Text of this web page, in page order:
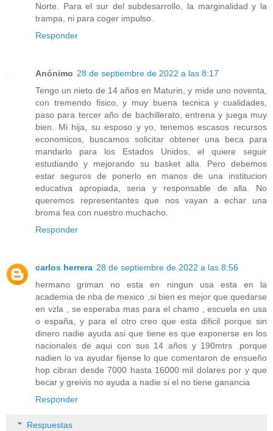
Norte. Para el sur del subdesarrollo, la marginalidad y la
trampa, ni para coger impulso.
Responder
Anónimo 28 de septiembre de 2022 a las 8:17
Tengo un nieto de 14 años en Maturin, y mide uno noventa,
con tremendo fisico, y muy buena tecnica y cualidades,
paso para tercer año de bachillerato, entrena y juega muy
bien. Mi hija, su esposo y yo, tenemos escasos recursos
economicos, buscamos solicitar obtener una beca para
mandarlo para los Estados Unidos, el quiere seguir
estudiando y mejorando su basket alla. Pero debemos
estar seguros de ponerlo en manos de una institucion
educativa apropiada, seria y responsable de alla. No
queremos representantes que nos vayan a echar una
broma fea con nuestro muchacho.
Responder
carlos herrera 28 de septiembre de 2022 a las 8:56
hermano griman no esta en ningun usa esta en la
academia de nba de mexico ,si bien es mejor que quedarse
en vzla , se esperaba mas para el chamo , escuela en usa
o españa, y para el otro creo que esta dificil porque sin
dinero nadie ayuda asi que tiene es que exponerse en los
nacionales de aqui con sus 14 años y 190mtrs .porque
nadien lo va ayudar fijense lo que comentaron de ensueño
hop cibran desde 7000 hasta 16000 mil dolares por y que
becar y greivis no ayuda a nadie si el no tiene ganancia
Responder
Respuestas